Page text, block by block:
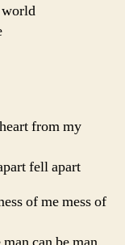
world
from my
fell apart
of me mess of